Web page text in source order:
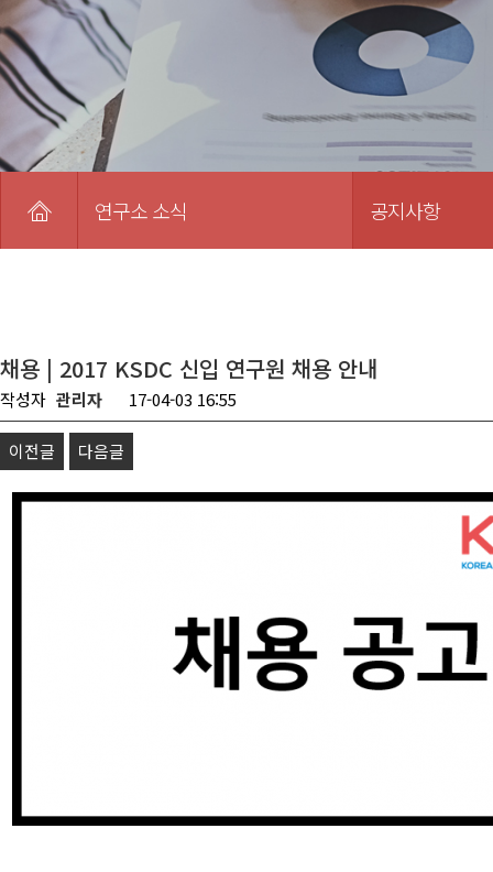
연구소 소식 공지사항
채용 | 2017 KSDC 신입 연구원 채용 안내
작성자 관리자 17-04-03 16:55
이전글 다음글